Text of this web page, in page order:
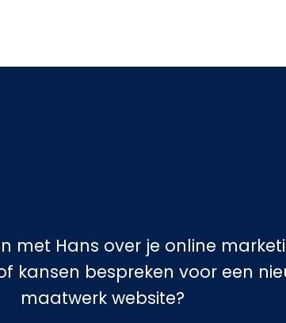
met Hans over je online
kansen bespreken voor een
maatwerk website?